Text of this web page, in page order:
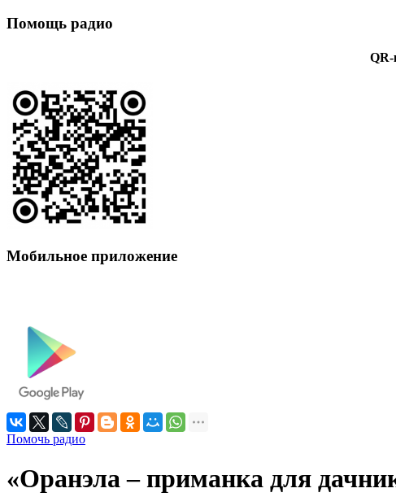
Помощь радио
Мобильное приложение
Помочь радио
«Оранэла – приманка для